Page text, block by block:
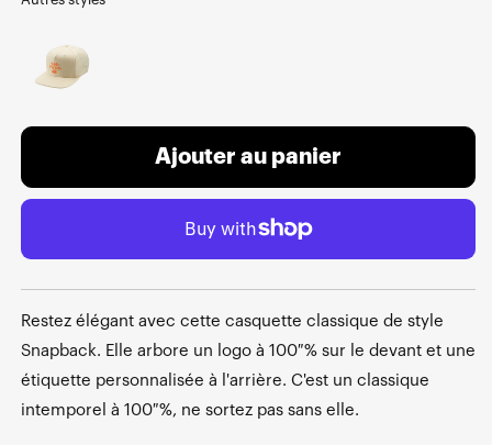
Ajouter au panier
Restez élégant avec cette casquette classique de style
Snapback. Elle arbore un logo à 100 % sur le devant et une
étiquette personnalisée à l'arrière. C'est un classique
intemporel à 100 %, ne sortez pas sans elle.